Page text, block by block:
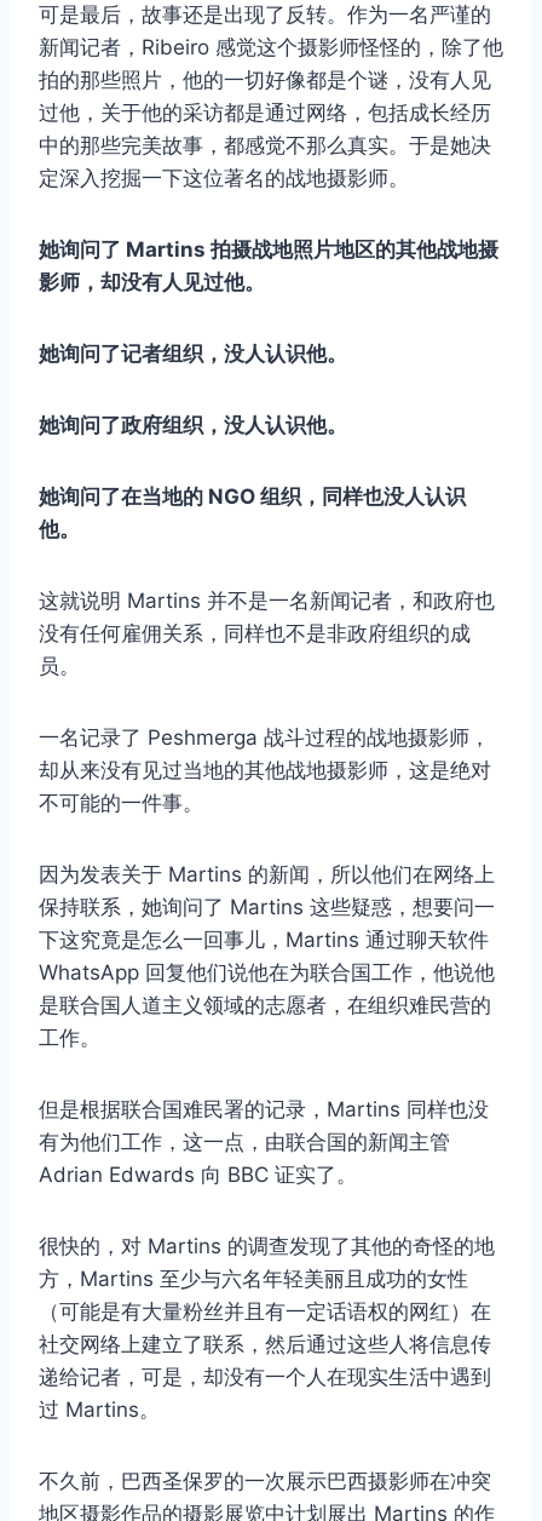
可是最后，故事还是出现了反转。作为一名严谨的
新闻记者，Ribeiro 感觉这个摄影师怪怪的，除了他
拍的那些照片，他的一切好像都是个谜，没有人见
过他，关于他的采访都是通过网络，包括成长经历
中的那些完美故事，都感觉不那么真实。于是她决
定深入挖掘一下这位著名的战地摄影师。
她询问了 Martins 拍摄战地照片地区的其他战地摄
影师，却没有人见过他。
她询问了记者组织，没人认识他。
她询问了政府组织，没人认识他。
她询问了在当地的 NGO 组织，同样也没人认识
他。
这就说明 Martins 并不是一名新闻记者，和政府也
没有任何雇佣关系，同样也不是非政府组织的成
员。
一名记录了 Peshmerga 战斗过程的战地摄影师，
却从来没有见过当地的其他战地摄影师，这是绝对
不可能的一件事。
因为发表关于 Martins 的新闻，所以他们在网络上
保持联系，她询问了 Martins 这些疑惑，想要问一
下这究竟是怎么一回事儿，Martins 通过聊天软件
WhatsApp 回复他们说他在为联合国工作，他说他
是联合国人道主义领域的志愿者，在组织难民营的
工作。
但是根据联合国难民署的记录，Martins 同样也没
有为他们工作，这一点，由联合国的新闻主管
Adrian Edwards 向 BBC 证实了。
很快的，对 Martins 的调查发现了其他的奇怪的地
方，Martins 至少与六名年轻美丽且成功的女性
（可能是有大量粉丝并且有一定话语权的网红）在
社交网络上建立了联系，然后通过这些人将信息传
递给记者，可是，却没有一个人在现实生活中遇到
过 Martins。
不久前，巴西圣保罗的一次展示巴西摄影师在冲突
地区摄影作品的摄影展览中计划展出 Martins 的作